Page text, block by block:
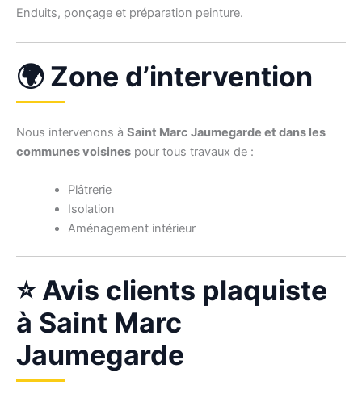
Enduits, ponçage et préparation peinture.
🌍 Zone d’intervention
Nous intervenons à Saint Marc Jaumegarde et dans les
communes voisines pour tous travaux de :
Plâtrerie
Isolation
Aménagement intérieur
⭐ Avis clients plaquiste
à Saint Marc
Jaumegarde